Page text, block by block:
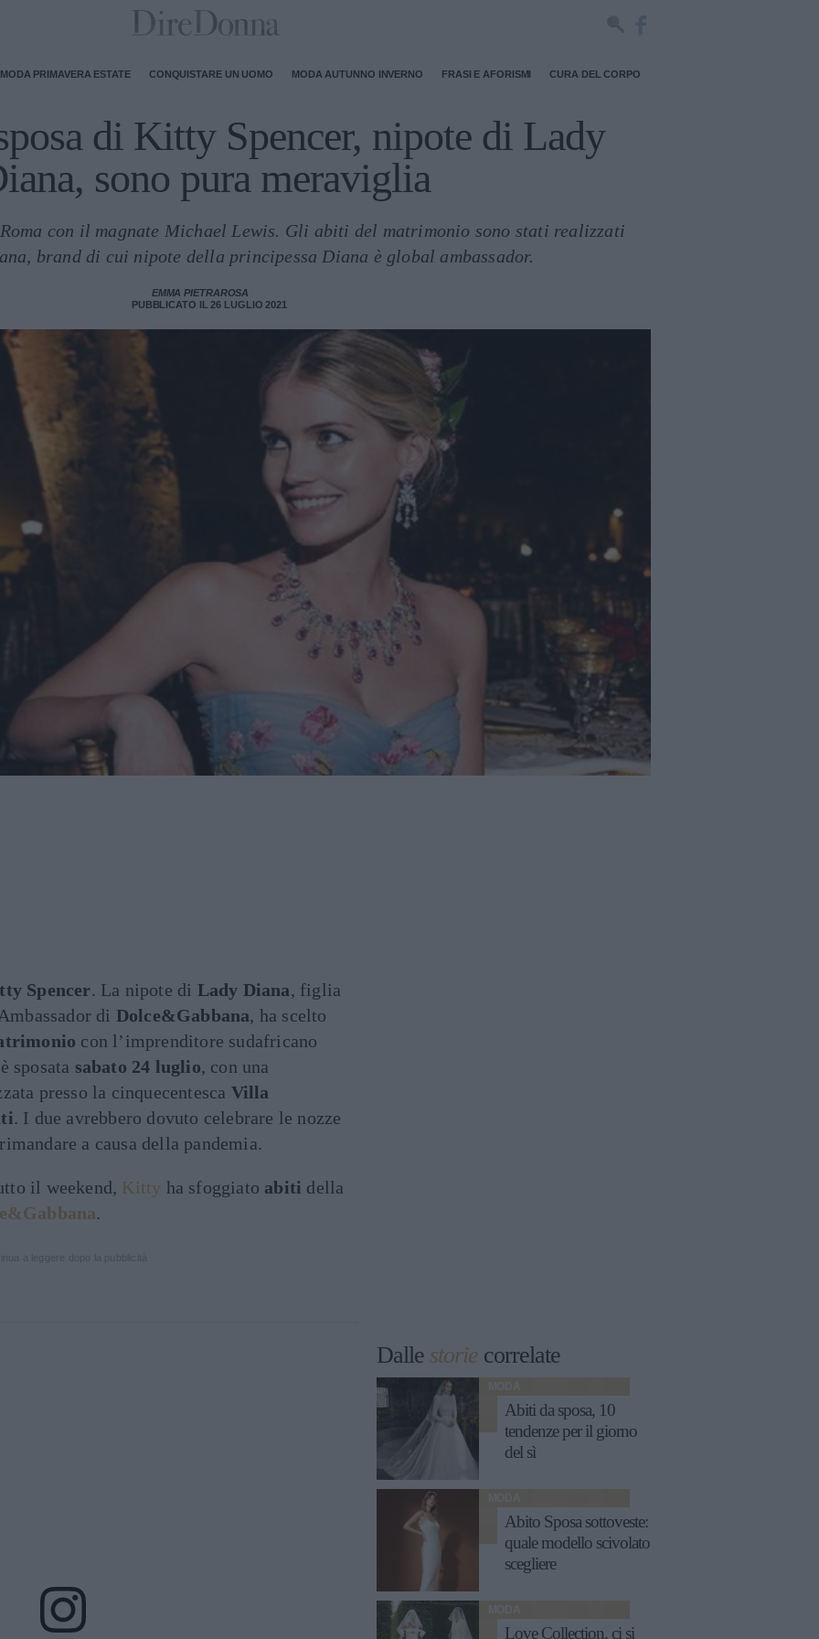
MODA PRIMAVERA ESTATE CONQUISTARE UN UOMO MODA AUTUNNO INVERNO FRASI E AFORISMI CURA DEL CORPO
di Kitty Spencer, nipote di Lady
sono pura meraviglia
con il magnate Michael Lewis. Gli abiti del matrimonio sono stati realizzati
brand di cui nipote della principessa Diana è global ambassador.
EMMA PIETRAROSA
PUBBLICATO IL 26 LUGLIO 2021
Spencer. La nipote di Lady Diana, figlia
di Dolce&Gabbana, ha scelto
con l’imprenditore sudafricano
sposata sabato 24 luglio, con una
presso la cinquecentesca Villa
. I due avrebbero dovuto celebrare le nozze
a causa della pandemia.
il weekend, Kitty ha sfoggiato abiti della
.
Dalle storie correlate
MODA
Abiti da sposa, 10
tendenze per il giorno
del sì
MODA
Abito Sposa sottoveste:
quale modello scivolato
scegliere
MODA
Love Collection, ci si